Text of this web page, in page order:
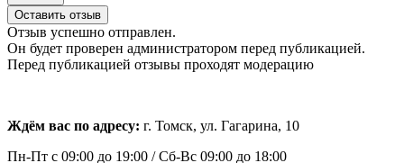
Оставить отзыв
Отзыв успешно отправлен.
Он будет проверен администратором перед публикацией.
Перед публикацией отзывы проходят модерацию
Ждём вас по адресу: г. Томск, ул. Гагарина, 10
Пн-Пт с 09:00 до 19:00 /Сб-Вс 09:00 до 18:00